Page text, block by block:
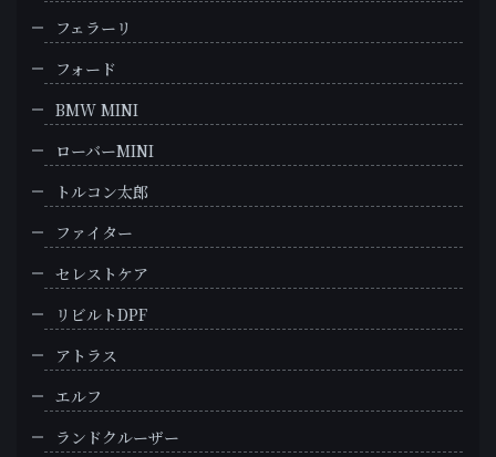
フェラーリ
フォード
BMW MINI
ローバーMINI
トルコン太郎
ファイター
セレストケア
リビルトDPF
アトラス
エルフ
ランドクルーザー